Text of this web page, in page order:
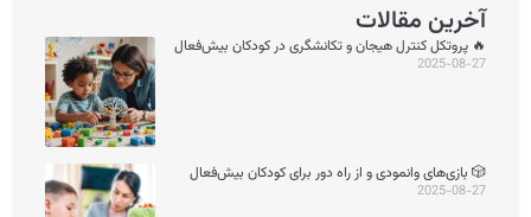
آخرین مقالات
🔥 پروتکل کنترل هیجان و تکانشگری در کودکان بیش‌فعال
2025-08-27
🎲 بازی‌های وانمودی و از راه دور برای کودکان بیش‌فعال
2025-08-27